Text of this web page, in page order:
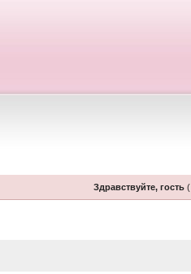
Здравствуйте, гость(